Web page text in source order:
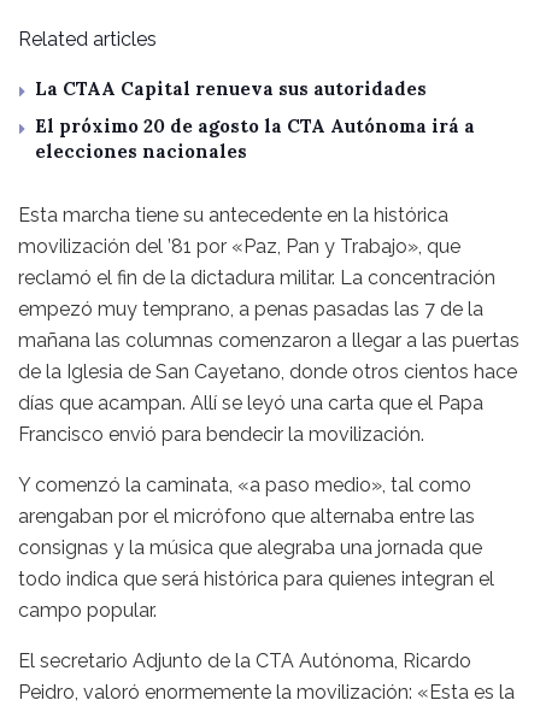
Related articles
La CTAA Capital renueva sus autoridades
El próximo 20 de agosto la CTA Autónoma irá a
elecciones nacionales
Esta marcha tiene su antecedente en la histórica
movilización del ’81 por «Paz, Pan y Trabajo», que
reclamó el fin de la dictadura militar. La concentración
empezó muy temprano, a penas pasadas las 7 de la
mañana las columnas comenzaron a llegar a las puertas
de la Iglesia de San Cayetano, donde otros cientos hace
días que acampan. Allí se leyó una carta que el Papa
Francisco envió para bendecir la movilización.
Y comenzó la caminata, «a paso medio», tal como
arengaban por el micrófono que alternaba entre las
consignas y la música que alegraba una jornada que
todo indica que será histórica para quienes integran el
campo popular.
El secretario Adjunto de la CTA Autónoma, Ricardo
Peidro, valoró enormemente la movilización: «Esta es la